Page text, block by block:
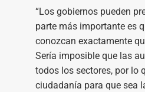
“Los gobiernos pueden
parte más importante es
conozcan exactamente
Sería imposible que las
todos los sectores, por lo
ciudadanía para que sea